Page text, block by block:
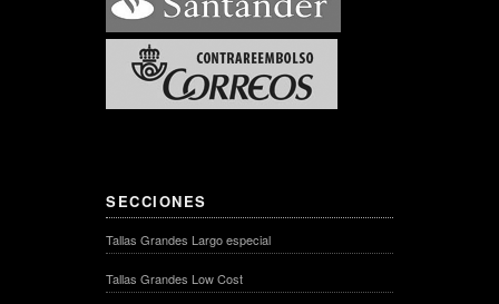
SECCIONES
Tallas Grandes Largo especial
Tallas Grandes Low Cost